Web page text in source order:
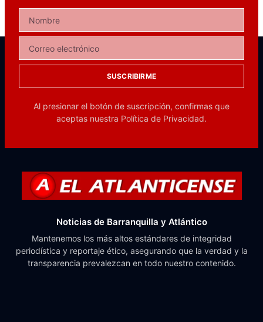
SUSCRIBIRME
Al presionar el botón de suscripción, confirmas que
aceptas nuestra Política de Privacidad.
Noticias de Barranquilla y Atlántico
Mantenemos los más altos estándares de integridad
periodística y reportaje ético, asegurando que la verdad y la
transparencia prevalezcan en todo nuestro contenido.